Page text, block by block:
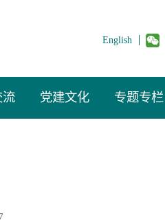
English
流 党建文化 专题专栏